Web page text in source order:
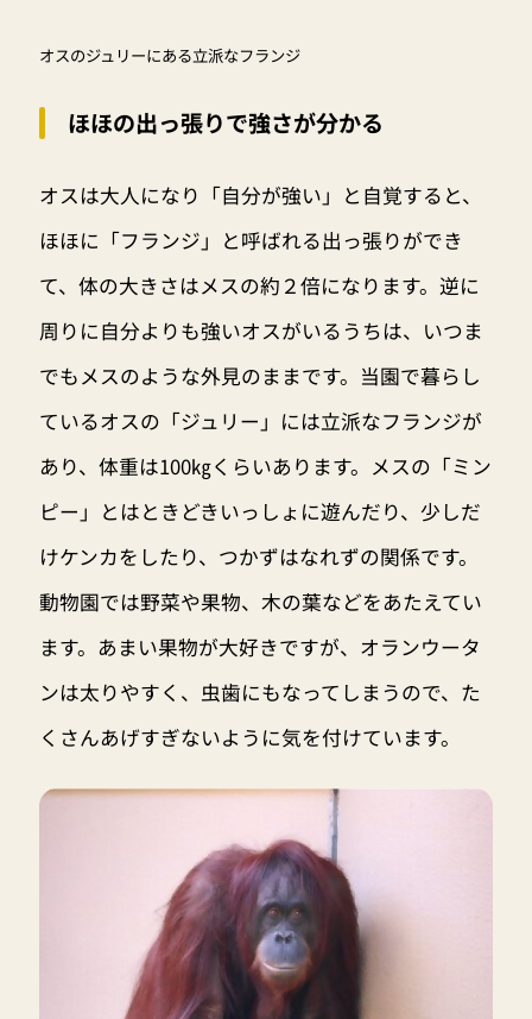
オスのジュリーにある立派なフランジ
ほほの出っ張りで強さが分かる
オスは大人になり「自分が強い」と自覚すると、
ほほに「フランジ」と呼ばれる出っ張りができ
て、体の大きさはメスの約２倍になります。逆に
周りに自分よりも強いオスがいるうちは、いつま
でもメスのような外見のままです。当園で暮らし
ているオスの「ジュリー」には立派なフランジが
あり、体重は100㎏くらいあります。メスの「ミン
ピー」とはときどきいっしょに遊んだり、少しだ
けケンカをしたり、つかずはなれずの関係です。
動物園では野菜や果物、木の葉などをあたえてい
ます。あまい果物が大好きですが、オランウータ
ンは太りやすく、虫歯にもなってしまうので、た
くさんあげすぎないように気を付けています。